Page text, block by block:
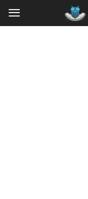
Wiedzanet.pl